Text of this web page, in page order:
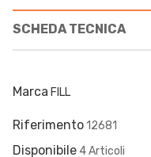
SCHEDA TECNICA
Marca FILL
Riferimento12681
Disponibile 4 Articoli